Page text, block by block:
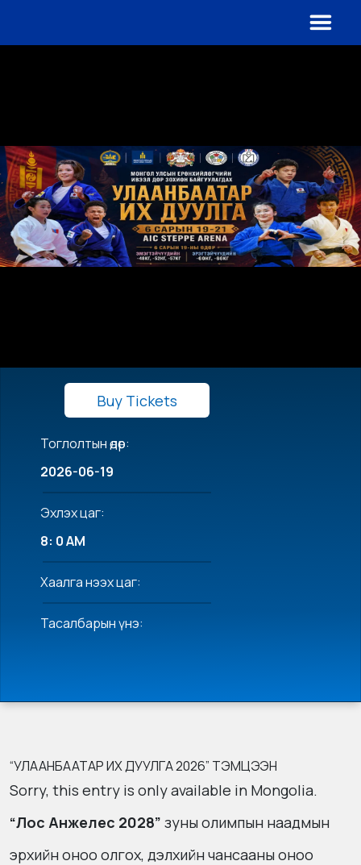
Buy Tickets
Тоглолтын өдөр:
2026-06-19
Эхлэх цаг:
8: 0 AM
Хаалга нээх цаг:
Тасалбарын үнэ:
“УЛААНБААТАР ИХ ДУУЛГА 2026” ТЭМЦЭЭН
Sorry, this entry is only available in Mongolia.
“Лос Анжелес 2028” зуны олимпын наадмын
эрхийн оноо олгох, дэлхийн чансааны оноо